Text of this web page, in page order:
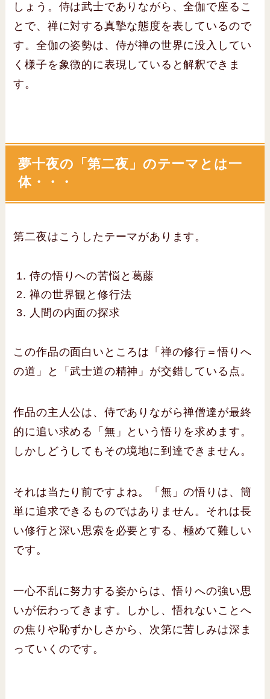
しょう。侍は武士でありながら、全伽で座るこ
とで、禅に対する真摯な態度を表しているので
す。全伽の姿勢は、侍が禅の世界に没入してい
く様子を象徴的に表現していると解釈できま
す。
夢十夜の「第二夜」のテーマとは一
体・・・
第二夜はこうしたテーマがあります。
侍の悟りへの苦悩と葛藤
禅の世界観と修行法
人間の内面の探求
この作品の面白いところは「禅の修行＝悟りへ
の道」と「武士道の精神」が交錯している点。
作品の主人公は、侍でありながら禅僧達が最終
的に追い求める「無」という悟りを求めます。
しかしどうしてもその境地に到達できません。
それは当たり前ですよね。「無」の悟りは、簡
単に追求できるものではありません。それは長
い修行と深い思索を必要とする、極めて難しい
です。
一心不乱に努力する姿からは、悟りへの強い思
いが伝わってきます。しかし、悟れないことへ
の焦りや恥ずかしさから、次第に苦しみは深ま
っていくのです。